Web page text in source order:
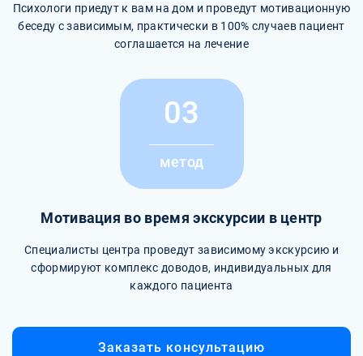
Психологи приедут к вам на дом и проведут мотивационную
беседу с зависимым, практически в 100% случаев пациент
соглашается на лечение
03
метод
Мотивация во время экскурсии в центр
Специалисты центра проведут зависимому экскурсию и
сформируют комплекс доводов, индивидуальных для
каждого пациента
Заказать консультацию